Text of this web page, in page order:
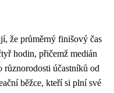
že průměrný finišový čas
hodin, přičemž medián
účastníků od
běžce, kteří si plní své